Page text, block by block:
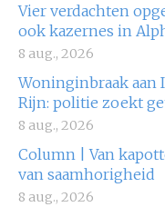
Vier verdachten
ook kazernes in
8 aug., 2026
Woninginbraak aan
Rijn: politie zoekt
8 aug., 2026
Column | Van
van saamhorigheid
8 aug., 2026